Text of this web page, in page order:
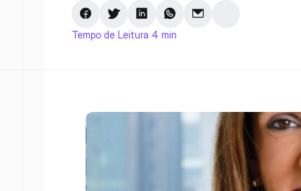
Tempo de Leitura 4 min